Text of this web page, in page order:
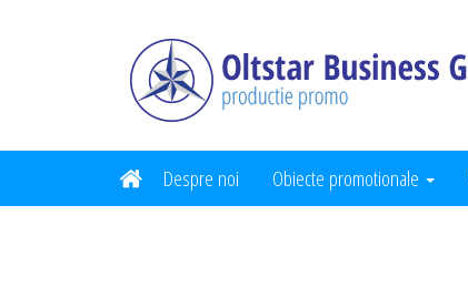
Despre noi Obiecte promotionale